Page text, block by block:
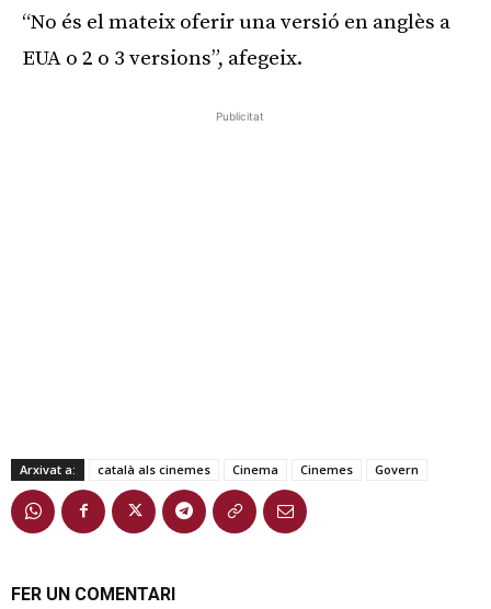
“No és el mateix oferir una versió en anglès a
EUA o 2 o 3 versions”, afegeix.
Publicitat
Arxivat a: català als cinemes Cinema Cinemes Govern
FER UN COMENTARI